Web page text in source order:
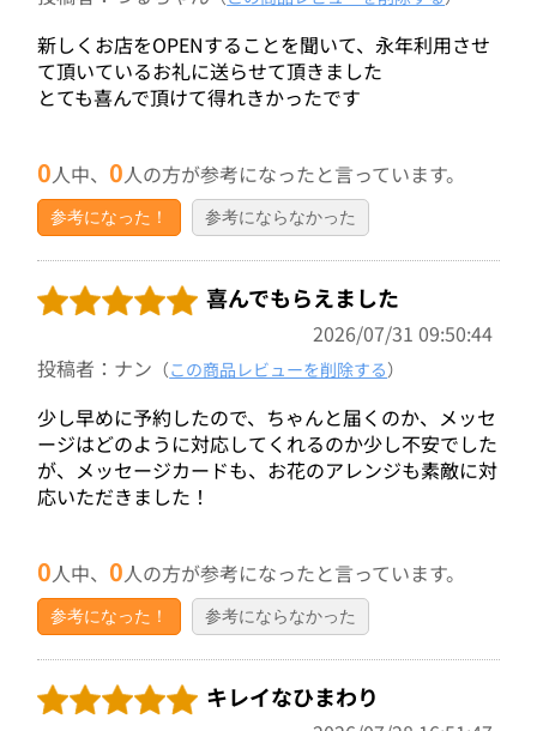
新しくお店をOPENすることを聞いて、永年利用させ
て頂いているお礼に送らせて頂きました
とても喜んで頂けて得れきかったです
0人中、0人の方が参考になったと言っています。
参考になった！ 参考にならなかった
喜んでもらえました
2026/07/31 09:50:44
投稿者：ナン （この商品レビューを削除する）
少し早めに予約したので、ちゃんと届くのか、メッセ
ージはどのように対応してくれるのか少し不安でした
が、メッセージカードも、お花のアレンジも素敵に対
応いただきました！
0人中、0人の方が参考になったと言っています。
参考になった！ 参考にならなかった
キレイなひまわり